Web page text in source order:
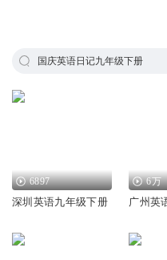
国庆英语日记九年级下册
6897
深圳英语九年级下册
6万
广州英